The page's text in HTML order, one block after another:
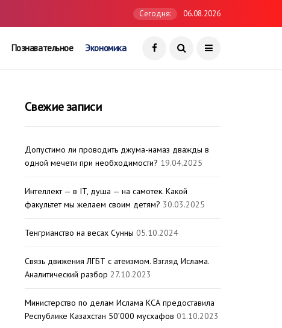
Сегодня: 06.08.2026
Познавательное Экономика
Свежие записи
Допустимо ли проводить джума-намаз дважды в
одной мечети при необходимости? 19.04.2025
Интеллект — в IT, душа — на самотек. Какой
факультет мы желаем своим детям? 30.03.2025
Тенгрианство на весах Сунны 05.10.2024
Связь движения ЛГБТ с атеизмом. Взгляд Ислама.
Аналитический разбор 27.10.2023
Министерство по делам Ислама КСА предоставила
Республике Казахстан 50’000 мусхафов 01.10.2023